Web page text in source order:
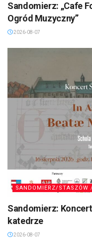
Sandomierz: „Cafe
Ogród Muzyczny”
2026-08-07
SANDOMIERZ/STASZÓW
Sandomierz:
katedrze
2026-08-07